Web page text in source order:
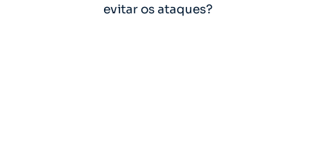
evitar os ataques?